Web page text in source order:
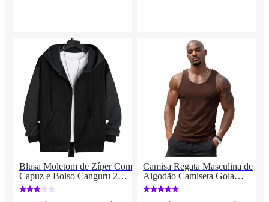
Blusa Moletom de Zíper Com
Capuz e Bolso Canguru 2
Cores Estilo Casual Masculino
Liso
Camisa Regata Masculina de
Algodão Camiseta Gola
Redonda Lisa